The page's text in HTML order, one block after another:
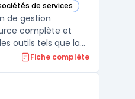
de services
catégorie
de gestion
complète et
outils tels que la
la gestion des
permet de gérer
Fiche complète